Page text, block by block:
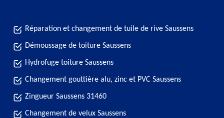
Réparation et changement de tuile de rive Saussens
Démoussage de toiture Saussens
Hydrofuge toiture Saussens
Changement gouttière alu, zinc et PVC Saussens
Zingueur Saussens 31460
Changement de velux Saussens